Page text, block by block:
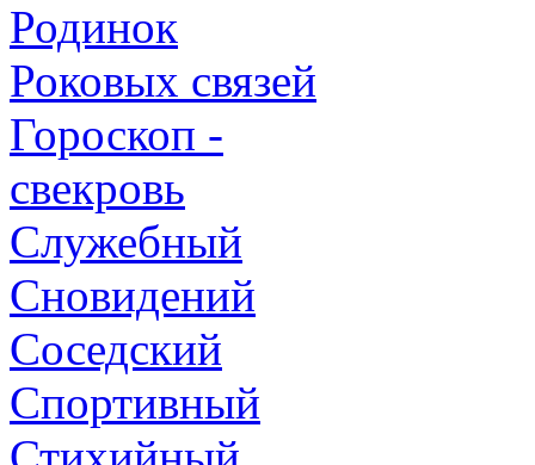
Родинок
Роковых связей
Гороскоп -
свекровь
Служебный
Сновидений
Соседский
Спортивный